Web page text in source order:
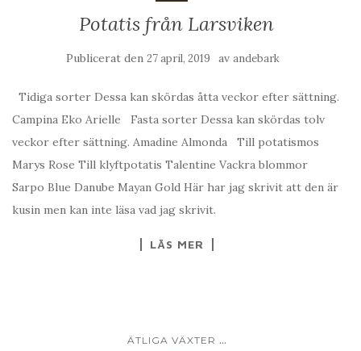
Potatis från Larsviken
Publicerat den 27 april, 2019 av andebark
Tidiga sorter Dessa kan skördas åtta veckor efter sättning.
Campina Eko Arielle Fasta sorter Dessa kan skördas tolv
veckor efter sättning. Amadine Almonda Till potatismos
Marys Rose Till klyftpotatis Talentine Vackra blommor
Sarpo Blue Danube Mayan Gold Här har jag skrivit att den är
kusin men kan inte läsa vad jag skrivit.
LÄS MER
ÄTLIGA VÄXTER ...